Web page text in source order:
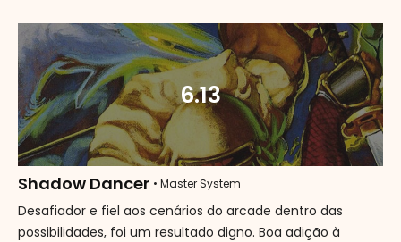
6.13
Shadow Dancer • Master System
Desafiador e fiel aos cenários do arcade dentro das
possibilidades, foi um resultado digno. Boa adição à